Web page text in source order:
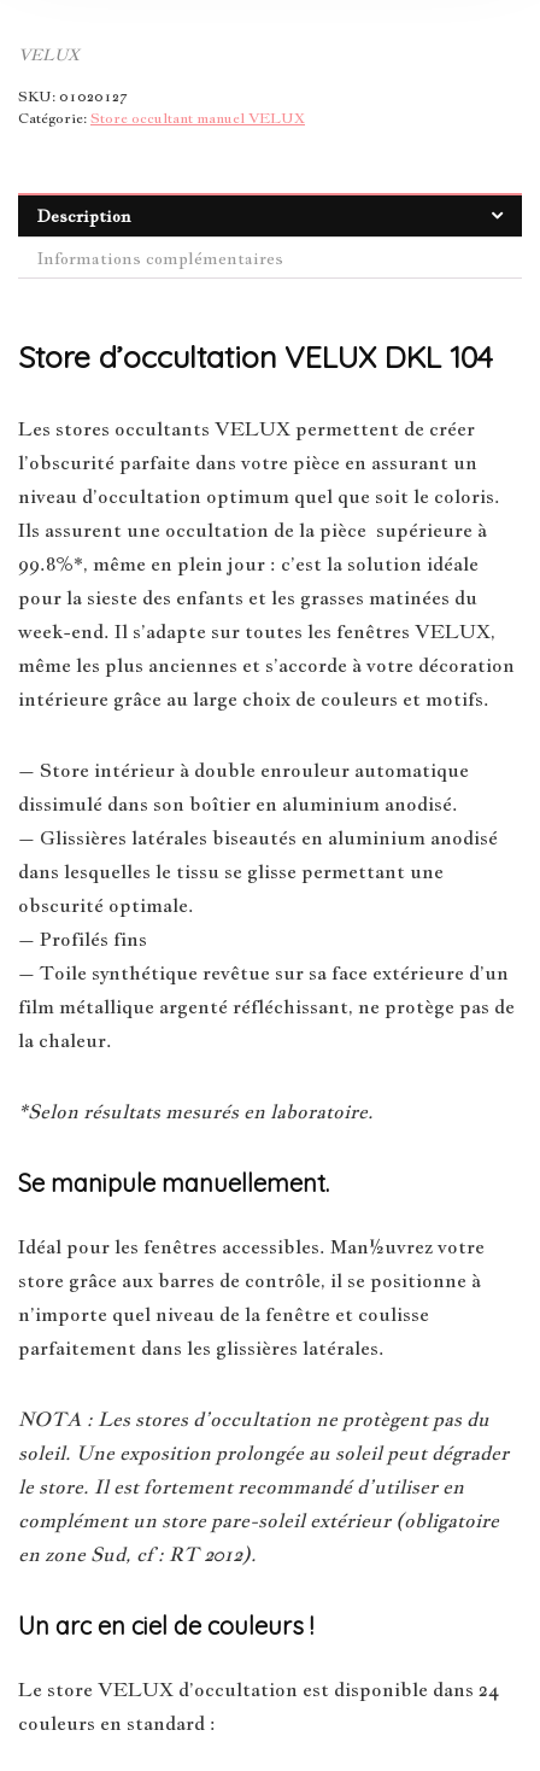
VELUX
SKU:01020127
Catégorie:Store occultant manuel VELUX
Description
Informations complémentaires
Store d’occultation VELUX DKL 104
Les stores occultants VELUX permettent de créer
l’obscurité parfaite dans votre pièce en assurant un
niveau d’occultation optimum quel que soit le coloris.
Ils assurent une occultation de la pièce supérieure à
99.8%*, même en plein jour : c’est la solution idéale
pour la sieste des enfants et les grasses matinées du
week-end. Il s’adapte sur toutes les fenêtres VELUX,
même les plus anciennes et s’accorde à votre décoration
intérieure grâce au large choix de couleurs et motifs.
– Store intérieur à double enrouleur automatique
dissimulé dans son boîtier en aluminium anodisé.
– Glissières latérales biseautés en aluminium anodisé
dans lesquelles le tissu se glisse permettant une
obscurité optimale.
– Profilés fins
– Toile synthétique revêtue sur sa face extérieure d’un
film métallique argenté réfléchissant, ne protège pas de
la chaleur.
*Selon résultats mesurés en laboratoire.
Se manipule manuellement.
Idéal pour les fenêtres accessibles. Man½uvrez votre
store grâce aux barres de contrôle, il se positionne à
n’importe quel niveau de la fenêtre et coulisse
parfaitement dans les glissières latérales.
NOTA : Les stores d’occultation ne protègent pas du
soleil. Une exposition prolongée au soleil peut dégrader
le store. Il est fortement recommandé d’utiliser en
complément un store pare-soleil extérieur (obligatoire
en zone Sud, cf : RT 2012).
Un arc en ciel de couleurs !
Le store VELUX d’occultation est disponible dans 24
couleurs en standard :